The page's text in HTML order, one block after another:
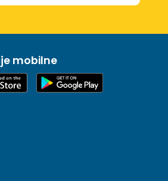
mobilne